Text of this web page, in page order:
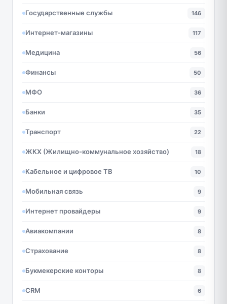
Государственные службы 146
Интернет-магазины 117
Медицина 56
Финансы 50
МФО 36
Банки 35
Транспорт 22
ЖКХ (Жилищно-коммунальное хозяйство) 18
Кабельное и цифровое ТВ 10
Мобильная связь 9
Интернет провайдеры 9
Авиакомпании 8
Страхование 8
Букмекерские конторы 8
CRM 6